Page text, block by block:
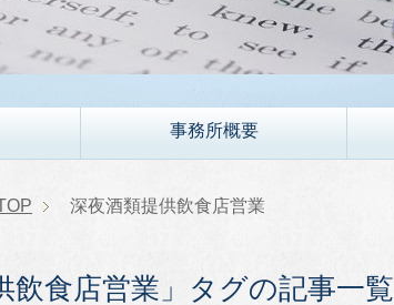
事務所概要
深夜酒類提供飲食店営業
飲食店営業」タグの記事一覧